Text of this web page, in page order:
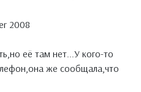
2008
её там нет...У кого-то
же сообщала,что